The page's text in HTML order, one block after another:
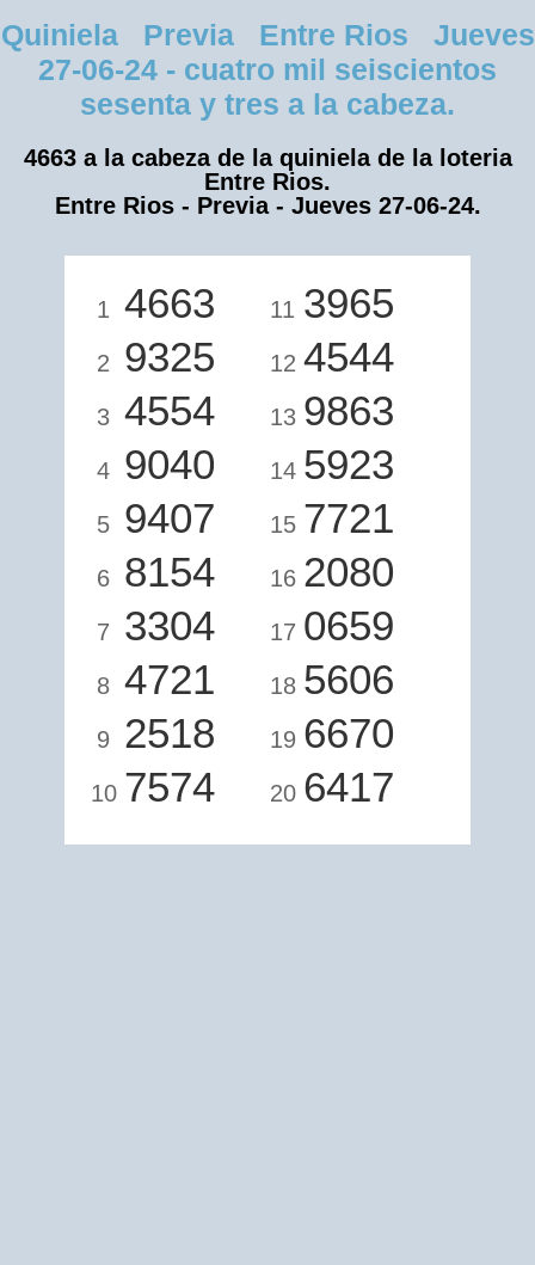
Quiniela Previa Entre Rios Jueves
27-06-24 - cuatro mil seiscientos
sesenta y tres a la cabeza.
4663 a la cabeza de la quiniela de la loteria
Entre Rios.
Entre Rios - Previa - Jueves 27-06-24.
1 4663
2 9325
3 4554
4 9040
5 9407
6 8154
7 3304
8 4721
9 2518
10 7574
11 3965
12 4544
13 9863
14 5923
15 7721
16 2080
17 0659
18 5606
19 6670
20 6417